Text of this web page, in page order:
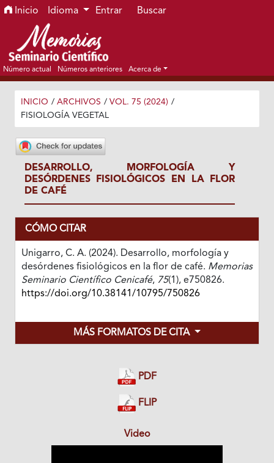
Ir al menú de navegación principal
Ir al contenido principal
Ir al pie de página del sitio
Inicio Idioma Entrar Buscar
Número actual Números anteriores Acerca de
INICIO / ARCHIVOS / VOL. 75 (2024) /
FISIOLOGÍA VEGETAL
DESARROLLO, MORFOLOGÍA Y
DESÓRDENES FISIOLÓGICOS EN LA FLOR
DE CAFÉ
CÓMO CITAR
Unigarro, C. A. (2024). Desarrollo, morfología y
desórdenes fisiológicos en la flor de café. Memorias
Seminario Científico Cenicafé, 75(1), e750826.
https://doi.org/10.38141/10795/750826
MÁS FORMATOS DE CITA
PDF
FLIP
Video